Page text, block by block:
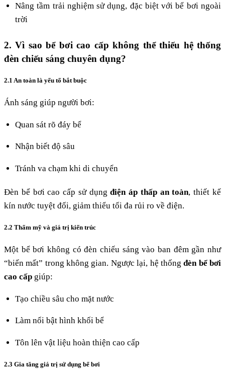
Nâng tầm trải nghiệm sử dụng, đặc biệt với bể bơi ngoài
trời
2. Vì sao bể bơi cao cấp không thể thiếu hệ thống
đèn chiếu sáng chuyên dụng?
2.1 An toàn là yếu tố bắt buộc
Ánh sáng giúp người bơi:
Quan sát rõ đáy bể
Nhận biết độ sâu
Tránh va chạm khi di chuyển
Đèn bể bơi cao cấp sử dụngđiện áp thấp an toàn, thiết kế
kín nước tuyệt đối, giảm thiểu tối đa rủi ro về điện.
2.2 Thẩm mỹ và giá trị kiến trúc
Một bể bơi không có đèn chiếu sáng vào ban đêm gần như
“biến mất” trong không gian. Ngược lại, hệ thốngđèn bể bơi
cao cấp giúp:
Tạo chiều sâu cho mặt nước
Làm nổi bật hình khối bể
Tôn lên vật liệu hoàn thiện cao cấp
2.3 Gia tăng giá trị sử dụng bể bơi